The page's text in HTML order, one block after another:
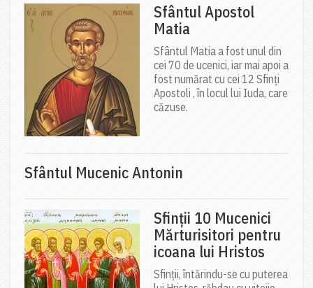
Sfântul Apostol
Matia
Sfântul Matia a fost unul din
cei 70 de ucenici, iar mai apoi a
fost numărat cu cei 12 Sfinți
Apostoli , în locul lui Iuda, care
căzuse.
Sfântul Mucenic Antonin
Sfinții 10 Mucenici
Mărturisitori pentru
icoana lui Hristos
Sfinții, întărindu-se cu puterea